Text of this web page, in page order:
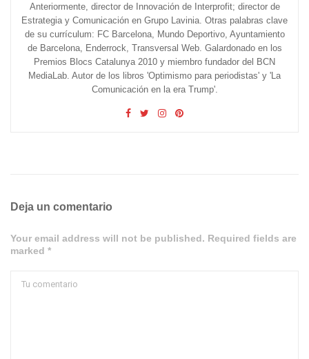
Anteriormente, director de Innovación de Interprofit; director de
Estrategia y Comunicación en Grupo Lavinia. Otras palabras clave
de su currículum: FC Barcelona, Mundo Deportivo, Ayuntamiento
de Barcelona, Enderrock, Transversal Web. Galardonado en los
Premios Blocs Catalunya 2010 y miembro fundador del BCN
MediaLab. Autor de los libros 'Optimismo para periodistas' y 'La
Comunicación en la era Trump'.
Deja un comentario
Your email address will not be published. Required fields are
marked *